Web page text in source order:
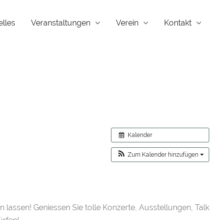
Veranstaltungen Verein Kontakt
Kalender
Zum Kalender hinzufügen
lassen! Geniessen Sie tolle Konzerte, Ausstellungen, Talk